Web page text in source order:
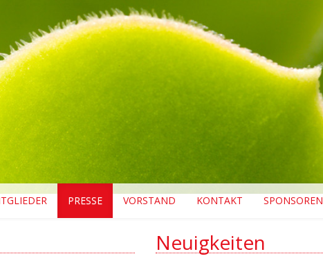
PRESSE VORSTAND KONTAKT SPONSOREN
Neuigkeiten